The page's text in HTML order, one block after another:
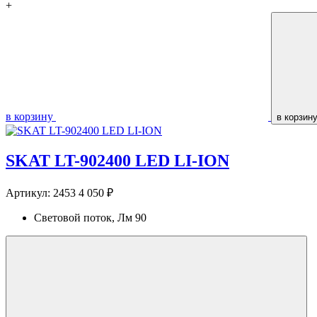
+
в корзину в корзину
SKAT LT-902400 LED LI-ION
Артикул: 2453 4 050 ₽
Световой поток, Лм 90